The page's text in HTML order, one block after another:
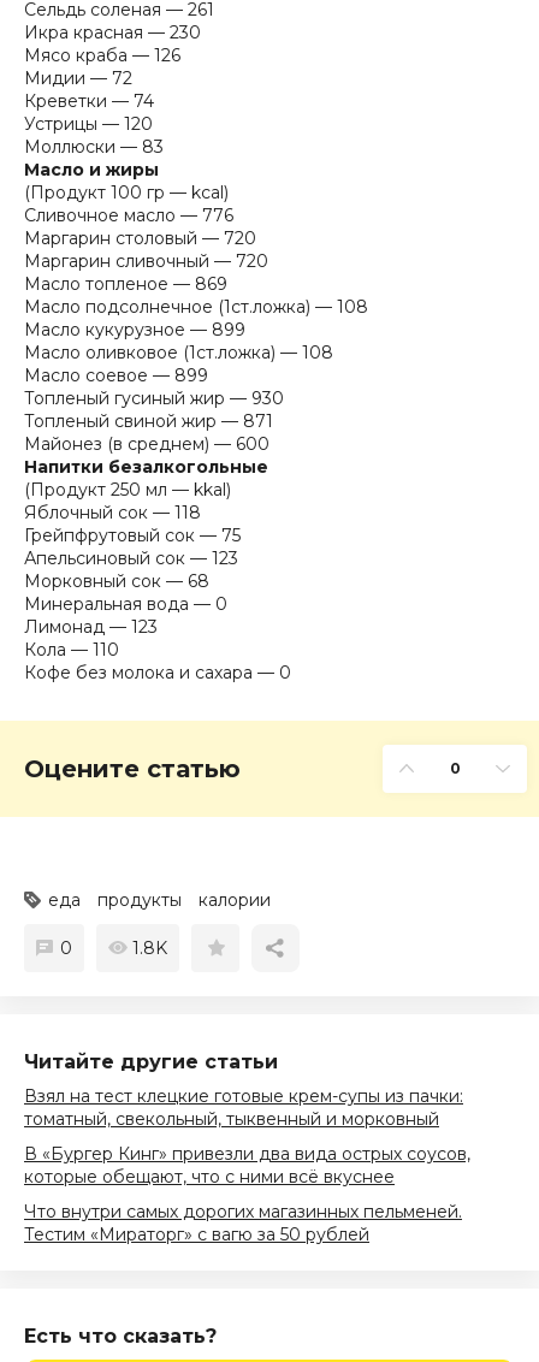
Сельдь соленая — 261
Икра красная — 230
Мясо краба — 126
Мидии — 72
Креветки — 74
Устрицы — 120
Моллюски — 83
Масло и жиры
(Продукт 100 гр — kcal)
Сливочное масло — 776
Маргарин столовый — 720
Маргарин сливочный — 720
Масло топленое — 869
Масло подсолнечное (1ст.ложка) — 108
Масло кукурузное — 899
Масло оливковое (1ст.ложка) — 108
Масло соевое — 899
Топленый гусиный жир — 930
Топленый свиной жир — 871
Майонез (в среднем) — 600
Напитки безалкогольные
(Продукт 250 мл — kkal)
Яблочный сок — 118
Грейпфрутовый сок — 75
Апельсиновый сок — 123
Морковный сок — 68
Минеральная вода — 0
Лимонад — 123
Кола — 110
Кофе без молока и сахара — 0
Оцените статью 0
еда продукты калории
0 1.8K
Читайте другие статьи
Взял на тест клецкие готовые крем-супы из пачки:
томатный, свекольный, тыквенный и морковный
В «Бургер Кинг» привезли два вида острых соусов,
которые обещают, что с ними всё вкуснее
Что внутри самых дорогих магазинных пельменей.
Тестим «Мираторг» с вагю за 50 рублей
Есть что сказать?